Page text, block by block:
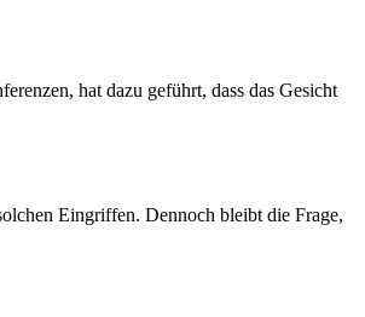
hat dazu geführt, dass das Gesicht
Eingriffen. Dennoch bleibt die Frage,